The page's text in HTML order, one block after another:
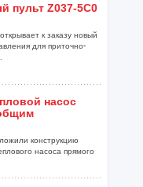
пульт Z037-5C0
к заказу новый
для приточно-
насос
конструкцию
насоса прямого